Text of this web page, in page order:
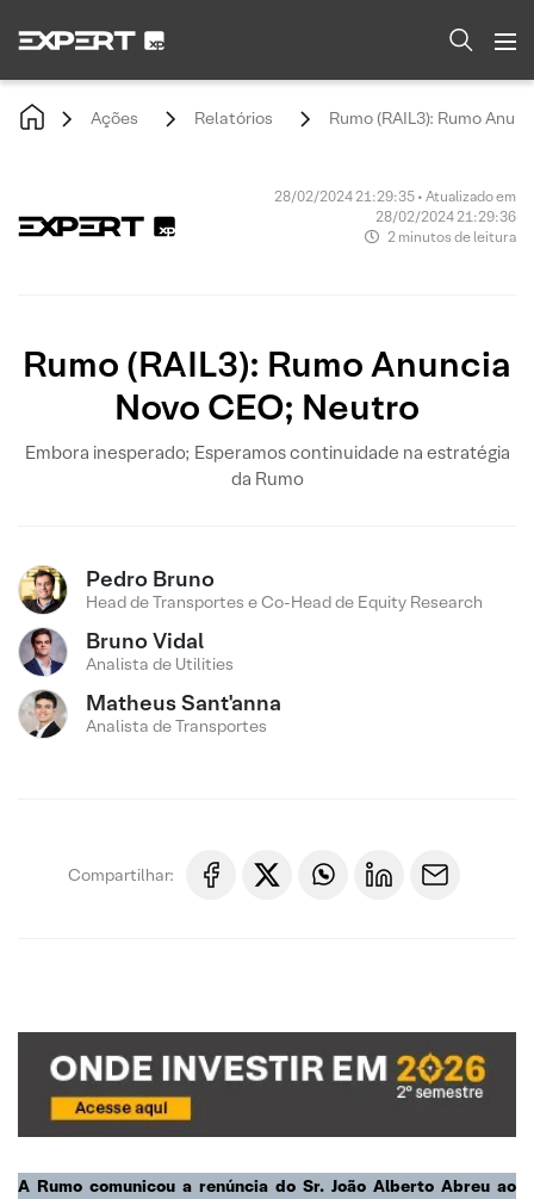
Ações Relatórios Rumo (RAIL3): Rumo
28/02/2024 21:29:35 • Atualizado em
28/02/2024 21:29:36
2 minutos de leitura
Rumo (RAIL3): Rumo Anuncia
Novo CEO; Neutro
Embora inesperado; Esperamos continuidade na estratégia
da Rumo
Pedro Bruno
Head de Transportes e Co-Head de Equity Research
Bruno Vidal
Analista de Utilities
Matheus Sant'anna
Analista de Transportes
Compartilhar:
A Rumo comunicou a renúncia do Sr. João Alberto Abreu ao